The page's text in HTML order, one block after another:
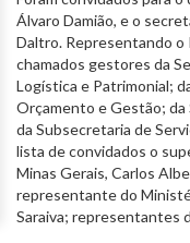
Álvaro Damião, e o
Daltro. Representando o
chamados gestores da
Logística e Patrimonial;
Orçamento e Gestão;
da Subsecretaria de
lista de convidados o
Minas Gerais, Carlos
representante do
Saraiva; representantes